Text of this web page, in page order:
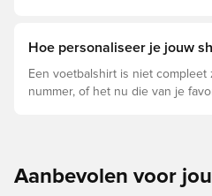
Hoe personaliseer je jouw
Een voetbalshirt is niet compleet
nummer, of het nu die van je
Aanbevolen voor jou